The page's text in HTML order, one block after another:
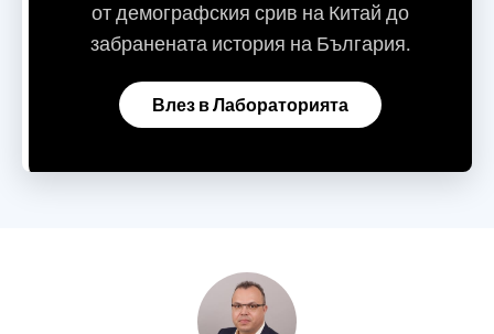
от демографския срив на Китай до
забранената история на България.
Влез в Лабораторията